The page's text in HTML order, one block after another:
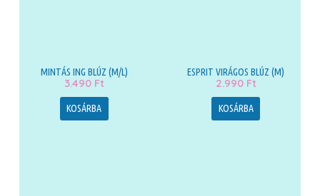
MINTÁS ING BLÚZ (M/L)
3.490 Ft
KOSÁRBA
ESPRIT VIRÁGOS BLÚZ (M)
2.990 Ft
KOSÁRBA